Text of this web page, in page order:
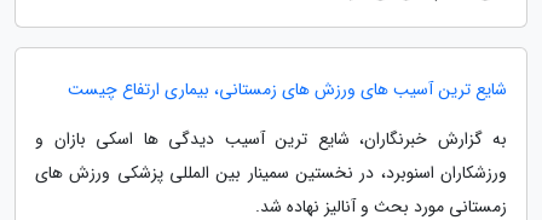
شایع ترین آسیب های ورزش های زمستانی، بیماری ارتفاع چیست
به گزارش خبرنگاران، شایع ترین آسیب دیدگی ها اسکی بازان و
ورزشکاران اسنوبرد، در نخستین سمینار بین المللی پزشکی ورزش های
زمستانی مورد بحث و آنالیز نهاده شد.